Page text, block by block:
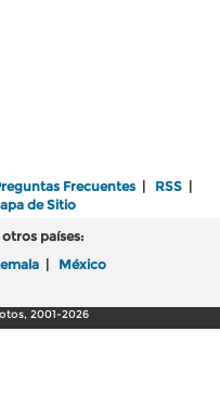
Frecuentes | RSS |
de Sitio
países:
| México
2001-2026